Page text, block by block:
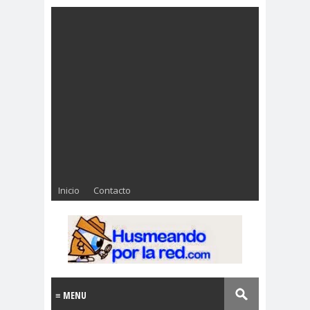
Inicio Contacto